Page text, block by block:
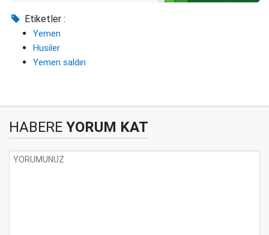
Etiketler :
Yemen
Husiler
Yemen saldırı
HABERE YORUM KAT